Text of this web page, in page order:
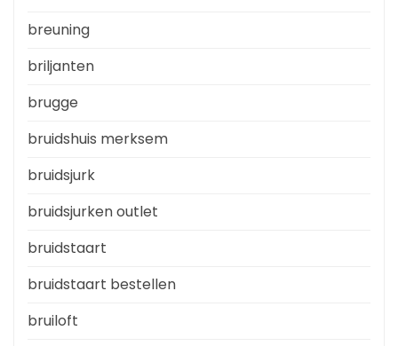
breuning
briljanten
brugge
bruidshuis merksem
bruidsjurk
bruidsjurken outlet
bruidstaart
bruidstaart bestellen
bruiloft